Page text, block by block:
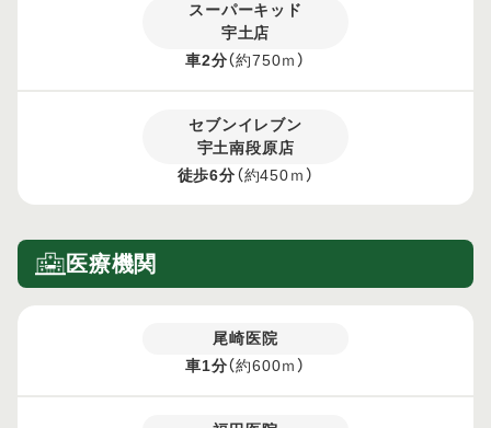
スーパーキッド
宇土店
車2分（約750ｍ）
セブンイレブン
宇土南段原店
徒歩6分（約450ｍ）
医療機関
尾崎医院
車1分（約600ｍ）